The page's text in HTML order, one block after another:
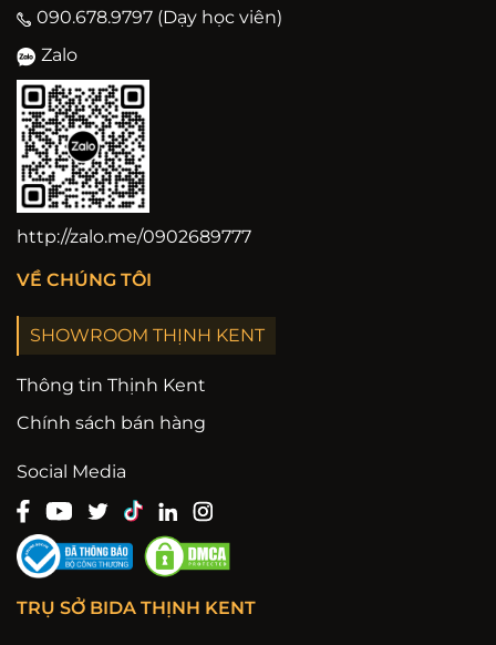
090.678.9797 (Dạy học viên)
Zalo
http://zalo.me/0902689777
VỀ CHÚNG TÔI
SHOWROOM THỊNH KENT
Thông tin Thịnh Kent
Chính sách bán hàng
Social Media
TRỤ SỞ BIDA THỊNH KENT